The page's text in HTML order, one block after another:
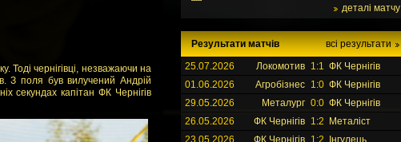
Тоді чернігівці, незважаючи на
З поля був вилучений Андрій
секундах капітан ФК Чернігів
деталі матчу
всі результати
Результати матчів
25.07.2026
Локомотив 1:1 ФК Чернігів
01.06.2026
Агробізнес 1:0 ФК Чернігів
29.05.2026
Металург 0:0 ФК Чернігів
26.05.2026
ФК Чернігів 1:2
Металіст
23.05.2026
ФК Чернігів 1:2
Інгулець